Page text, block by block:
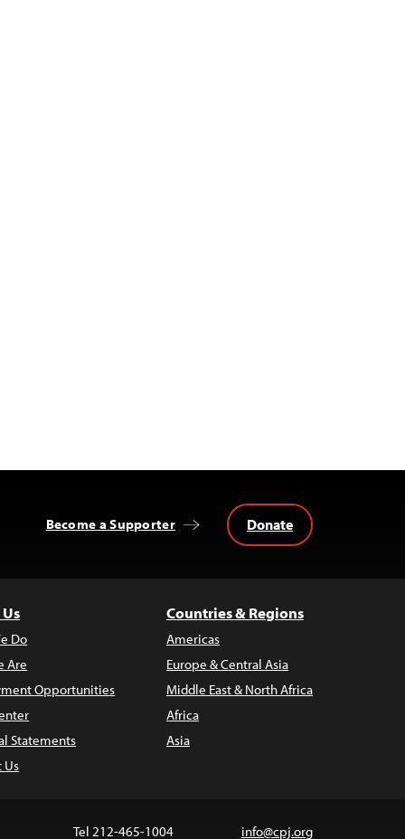
Become a Supporter Donate
Do
Are
Opportunities
Statements
Us
Countries & Regions
Americas
Europe & Central Asia
Middle East & North Africa
Africa
Asia
Tel 212-465-1004 info@cpj.org